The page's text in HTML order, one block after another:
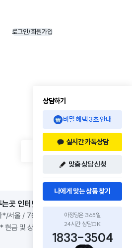
로그인/회원가입
글쓰기
KT 인터넷티비 가입혜택 현금많이주는곳 인터넷최대 100 M 솔직한 설치후기
서울 / 7631 * 요금 상품 : KT 인터넷
금 및 상품권 지원금액 : 본사
금액 1원 빠지지 않고 최대현금 지급
상담하기
비밀 혜택 3초 안내
실시간 카톡상담
맞춤 상담 신청
나에게 맞는 상품 찾기
아정당은 365일
24시간 상담OK
1833-3504